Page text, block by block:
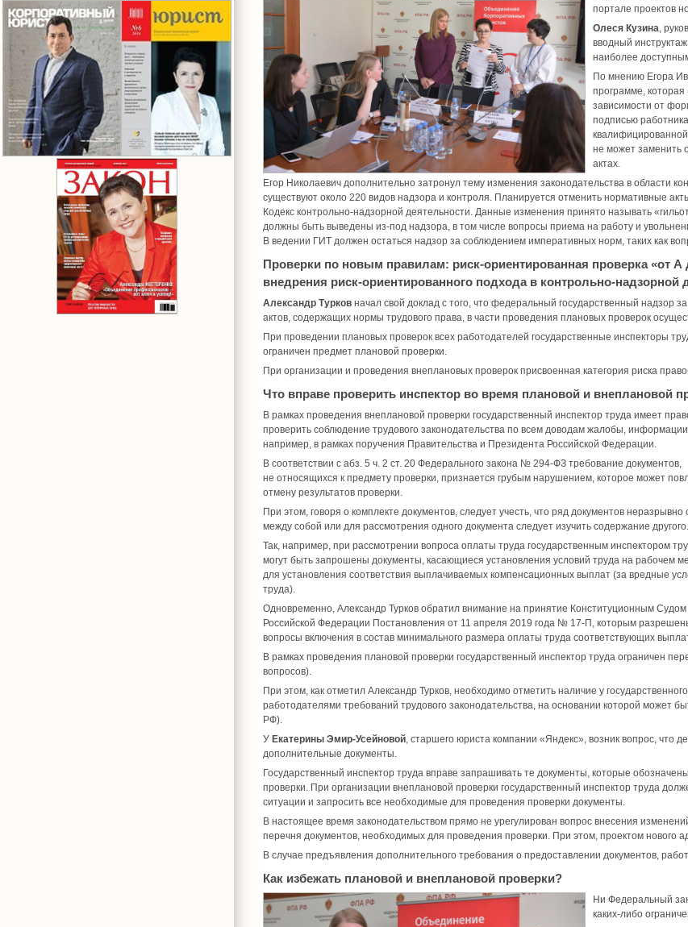
портале проектов
Олеся Кузина,
вводный
наиболее
По мнению Егора
программе,
зависимости от
подписью
не может заменить
актах.
Егор Николаевич дополнительно затронул тему изменения законодательства в области
существуют около 220 видов надзора и контроля. Планируется отменить нормативные
Кодекс контрольно-надзорной деятельности. Данные изменения принято называть
должны быть выведены из-под надзора, в том числе вопросы приема на работу и
В ведении ГИТ должен остаться надзор за соблюдением императивных норм, таких как
Проверки по новым правилам: риск-ориентированная проверка «от
внедрения риск-ориентированного подхода в контрольно-надзорной
Александр Турков начал свой доклад с того, что федеральный государственный надзор
актов, содержащих нормы трудового права, в части проведения плановых проверок
При проведении плановых проверок всех работодателей государственные инспекторы
ограничен предмет плановой проверки.
При организации и проведения внеплановых проверок присвоенная категория риска
Что вправе проверить инспектор во время плановой и внеплановой
В рамках проведения внеплановой проверки государственный инспектор труда имеет
проверить соблюдение трудового законодательства по всем доводам жалобы,
например, в рамках поручения Правительства и Президента Российской Федерации.
В соответствии с абз. 5 ч. 2 ст. 20 Федерального закона № 294-ФЗ требование документов,
не относящихся к предмету проверки, признается грубым нарушением, которое может
отмену результатов проверки.
При этом, говоря о комплекте документов, следует учесть, что ряд документов неразрывно
между собой или для рассмотрения одного документа следует изучить содержание другого.
Так, например, при рассмотрении вопроса оплаты труда государственным инспектором
могут быть запрошены документы, касающиеся установления условий труда на рабочем
для установления соответствия выплачиваемых компенсационных выплат (за вредные
труда).
Одновременно, Александр Турков обратил внимание на принятие Конституционным Судом
Российской Федерации Постановления от 11 апреля 2019 года № 17-П, которым
вопросы включения в состав минимального размера оплаты труда соответствующих
В рамках проведения плановой проверки государственный инспектор труда ограничен
вопросов).
При этом, как отметил Александр Турков, необходимо отметить наличие у
работодателями требований трудового законодательства, на основании которой может
РФ).
У Екатерины Эмир-Усейновой, старшего юриста компании «Яндекс», возник вопрос, что
дополнительные документы.
Государственный инспектор труда вправе запрашивать те документы, которые
проверки. При организации внеплановой проверки государственный инспектор труда
ситуации и запросить все необходимые для проведения проверки документы.
В настоящее время законодательством прямо не урегулирован вопрос внесения
перечня документов, необходимых для проведения проверки. При этом, проектом нового
В случае предъявления дополнительного требования о предоставлении документов,
Как избежать плановой и внеплановой проверки?
Ни Федеральный
каких-либо